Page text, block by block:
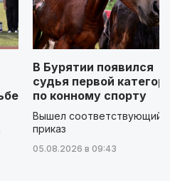
В Бурятии появился
судья первой
по конному спорту
Вышел соответствующий
приказ
05.08.2026 в 09:43